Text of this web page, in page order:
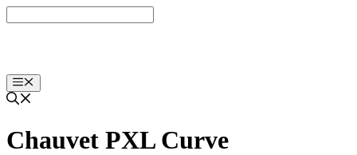
Inhalt
Menü
Chauvet PXL Curve